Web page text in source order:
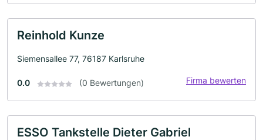
Reinhold Kunze
Siemensallee 77, 76187 Karlsruhe
0.0 (0 Bewertungen) Firma bewerten
ESSO Tankstelle Dieter Gabriel